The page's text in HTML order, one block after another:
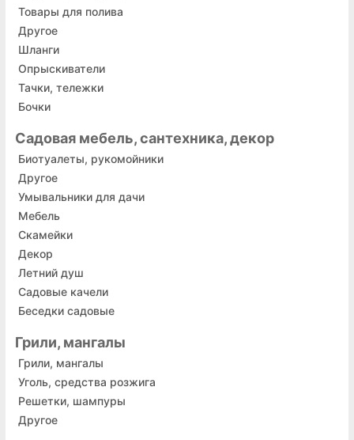
Товары для полива
Другое
Шланги
Опрыскиватели
Тачки, тележки
Бочки
Садовая мебель, сантехника, декор
Биотуалеты, рукомойники
Другое
Умывальники для дачи
Мебель
Скамейки
Декор
Летний душ
Садовые качели
Беседки садовые
Грили, мангалы
Грили, мангалы
Уголь, средства розжига
Решетки, шампуры
Другое